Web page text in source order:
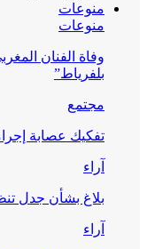
منوعات
منوعات
وفاة الفنان
بلفرياط”
مجتمع
تفكيك عصابة
آراء
بلاغ بشأن جدل
آراء